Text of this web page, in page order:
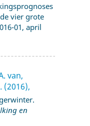
vier grote
01, april
van,
(2016),
en